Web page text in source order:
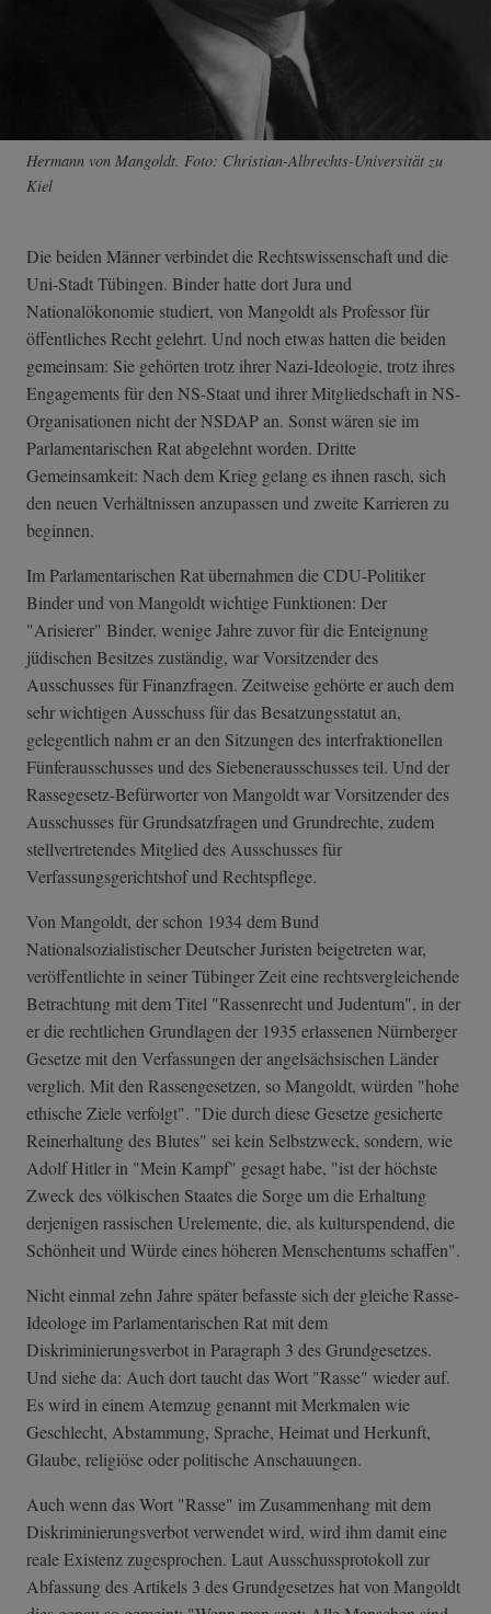
Hermann von Mangoldt. Foto: Christian-Albre­chts-Universitä­t zu
Kiel
Die beiden Männer verbindet die Rechtswissenschaft und die
Uni-Stadt Tübingen. Binder hatte dort Jura und
Nationalökonomie studiert, von Mangoldt als Professor für
öffentliches Recht gelehrt. Und noch etwas hatten die beiden
gemeinsam: Sie gehörten trotz ihrer Nazi-Ideologie, trotz ihres
Engagements für den NS-Staat und ihrer Mitgliedschaft in NS-
Organisationen nicht der NSDAP an. Sonst wären sie im
Parlamentarischen Rat abgelehnt worden. Dritte
Gemeinsamkeit: Nach dem Krieg gelang es ihnen rasch, sich
den neuen Verhältnissen anzupassen und zweite Karrieren zu
beginnen.
Im Parlamentarischen Rat übernahmen die CDU-Politiker
Binder und von Mangoldt wichtige Funktionen: Der
"Arisierer" Binder, wenige Jahre zuvor für die Enteignung
jüdischen Besitzes zuständig, war Vorsitzender des
Ausschusses für Finanzfragen. Zeitweise gehörte er auch dem
sehr wichtigen Ausschuss für das Besatzungsstatut an,
gelegentlich nahm er an den Sitzungen des interfraktionellen
Fünferausschusses und des Siebenerausschusses teil. Und der
Rassegesetz-Befürworter von Mangoldt war Vorsitzender des
Ausschusses für Grundsatzfragen und Grundrechte, zudem
stellvertretendes Mitglied des Ausschusses für
Verfassungsgerichtshof und Rechtspflege.
Von Mangoldt, der schon 1934 dem Bund
Nationalsozialistischer Deutscher Juristen beigetreten war,
veröffentlichte in seiner Tübinger Zeit eine rechtsvergleichende
Betrachtung mit dem Titel "Rassenrecht und Judentum", in der
er die rechtlichen Grundlagen der 1935 erlassenen Nürnberger
Gesetze mit den Verfassungen der angelsächsischen Länder
verglich. Mit den Rassengesetzen, so Mangoldt, würden "hohe
ethische Ziele verfolgt". "Die durch diese Gesetze gesicherte
Reinerhaltung des Blutes" sei kein Selbstzweck, sondern, wie
Adolf Hitler in "Mein Kampf" gesagt habe, "ist der höchste
Zweck des völkischen Staates die Sorge um die Erhaltung
derjenigen rassischen Urelemente, die, als kulturspendend, die
Schönheit und Würde eines höheren Menschentums schaffen".
Nicht einmal zehn Jahre später befasste sich der gleiche Rasse-
Ideologe im Parlamentarischen Rat mit dem
Diskriminierungsverbot in Paragraph 3 des Grundgesetzes.
Und siehe da: Auch dort taucht das Wort "Rasse" wieder auf.
Es wird in einem Atemzug genannt mit Merkmalen wie
Geschlecht, Abstammung, Sprache, Heimat und Herkunft,
Glaube, religiöse oder politische Anschauungen.
Auch wenn das Wort "Rasse" im Zusammenhang mit dem
Diskriminierungsverbot verwendet wird, wird ihm damit eine
reale Existenz zugesprochen. Laut Ausschussprotokoll zur
Abfassung des Artikels 3 des Grundgesetzes hat von Mangoldt